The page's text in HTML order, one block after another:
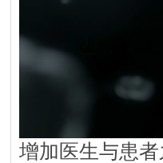
增加医生与患